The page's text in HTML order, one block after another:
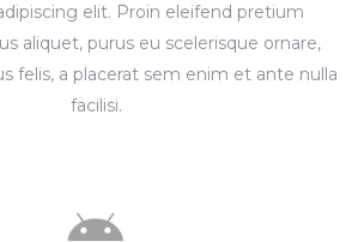
elit. Proin eleifend pretium
aliquet, purus eu scelerisque ornare,
felis, a placerat sem enim et ante nulla
facilisi.